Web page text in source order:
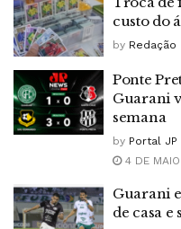
custo do
by Redação
Ponte
Guarani
semana
by Portal JP
4 DE
Guarani
de casa e